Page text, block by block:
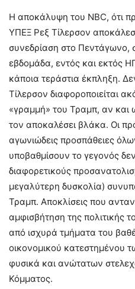
Η αποκάλυψη του NBC, ότι
ΥΠΕΞ Ρεξ Τίλερσον
συνεδρίαση στο Πεντάγωνο,
εβδομάδα, εντός και εκτός
κάποια τεράστια έκπληξη.
Τίλερσον διαφοροποιείται
«γραμμή» του Τραμπ, αν και
τον αποκαλέσει βλάκα. Οι
αγωνιώδεις προσπάθειες
υποβαθμίσουν το γεγονός
διαφορετικούς
μεγαλύτερη δυσκολία)
Τραμπ. Αποκλίσεις που
αμφισβήτηση της πολιτικής
από ισχυρά τμήματα του
οικονομικού κατεστημένου
φυσικά και ανώτατων
Κόμματος.